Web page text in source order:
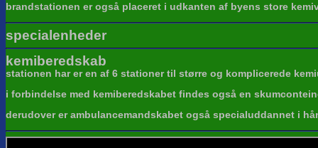
brandstationen er også placeret i udkanten af byens store
specialenheder
kemiberedskab
stationen har er en af 6 stationer til større og komplicerede
i forbindelse med kemiberedskabet findes også en
derudover er ambulancemandskabet også specialuddannet i